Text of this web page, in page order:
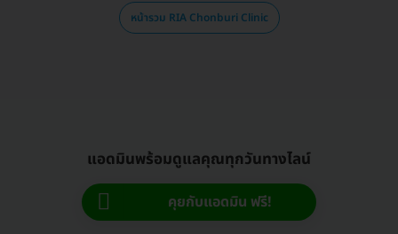
หน้ารวม RIA Chonburi Clinic
แอดมินพร้อมดูแลคุณทุกวันทางไลน์
คุยกับแอดมิน ฟรี!